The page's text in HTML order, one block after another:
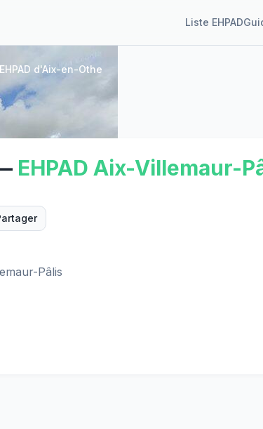
Liste EHPAD
EHPAD d'Aix-en-Othe
EHPAD Aix-Villemaur-
Pâlis